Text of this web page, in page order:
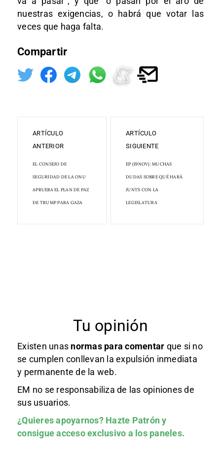
nuestras exigencias, o habrá que votar las
veces que haga falta.
Compartir
ARTÍCULO
ANTERIOR
EL CONSEJO DE
SEGURIDAD DE LA ONU
APRUEBA EL PLAN DE PAZ
DE TRUMP PARA GAZA
ARTÍCULO
SIGUIENTE
EP (19NOV): MUCHAS
DUDAS SOBRE QUÉ HARÁ
JUNTS CON LA
LEGISLATURA
Tu opinión
Existen unas normas para comentar que si no
se cumplen conllevan la expulsión inmediata
y permanente de la web.
EM no se responsabiliza de las opiniones de
sus usuarios.
¿Quieres apoyarnos? Hazte Patróny
consigue acceso exclusivo a los paneles.